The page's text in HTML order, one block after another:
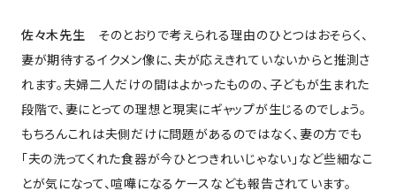
佐々木先生 そのとおりで考えられる理由のひとつはおそらく、
妻が期待するイクメン像に、夫が応えきれていないからと推測さ
れます。夫婦二人だけの間はよかったものの、子どもが生まれた
段階で、妻にとっての理想と現実にギャップが生じるのでしょう。
もちろんこれは夫側だけに問題があるのではなく、妻の方でも
「夫の洗ってくれた食器が今ひとつきれいじゃない」など些細なこ
とが気になって、喧嘩になるケースなども報告されています。